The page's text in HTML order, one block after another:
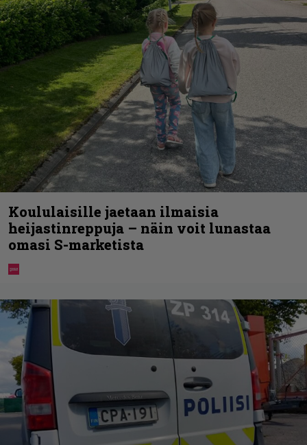
Koululaisille jaetaan ilmaisia
heijastinreppuja – näin voit lunastaa
omasi S-marketista